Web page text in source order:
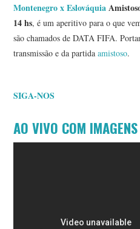
Montenegro x Eslováquia
14 hs, é um aperitivo para o que
são chamados de DATA FIFA.
transmissão e da partidaamistoso.
SIGA-NOS
AO VIVO COM IMAGENS